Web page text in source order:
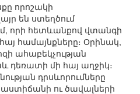
որոշակի
են ստեղծում
որի հետևանքով վտանգի
համայնքները։ Օրինակ,
ահաբեկչության
դեռատի մի հայ աղջիկ։
դրսևորումները
ու ծավալների